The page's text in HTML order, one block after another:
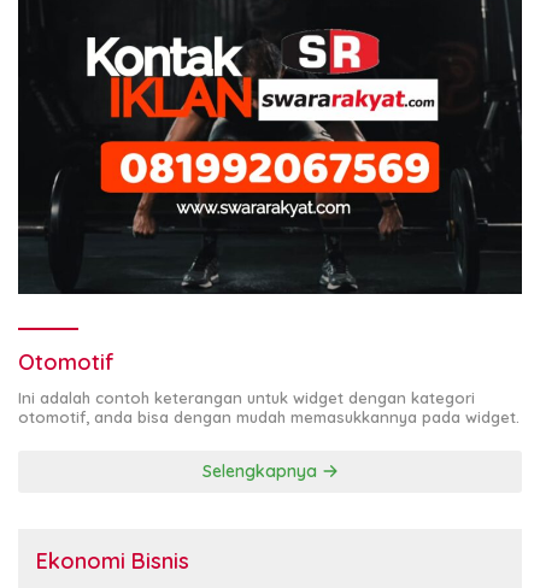
Otomotif
Ini adalah contoh keterangan untuk widget dengan kategori
otomotif, anda bisa dengan mudah memasukkannya pada widget.
Selengkapnya
Ekonomi Bisnis